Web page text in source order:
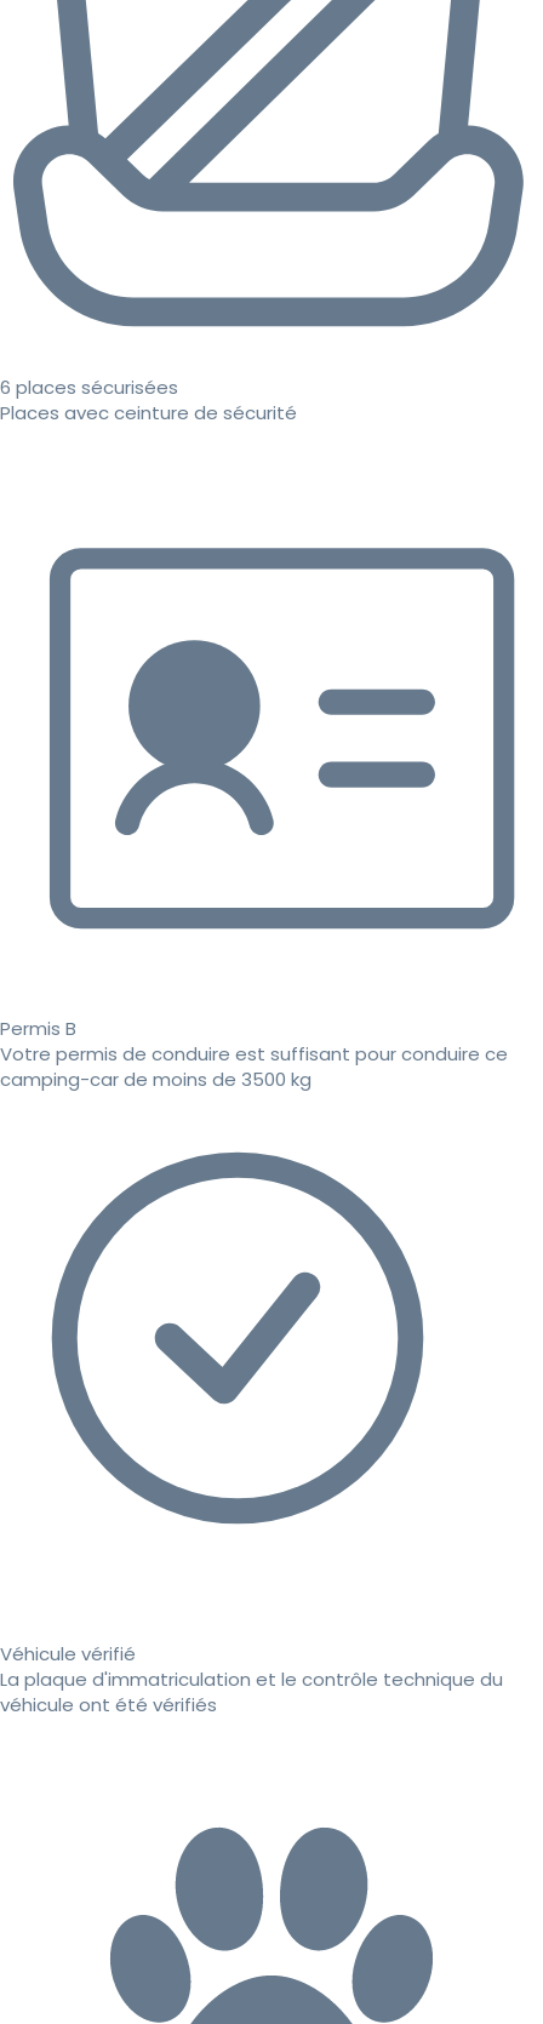
6 places sécurisées
Places avec ceinture de sécurité
Permis B
Votre permis de conduire est suffisant pour conduire ce
camping-car de moins de 3500 kg
Véhicule vérifié
La plaque d'immatriculation et le contrôle technique du
véhicule ont été vérifiés